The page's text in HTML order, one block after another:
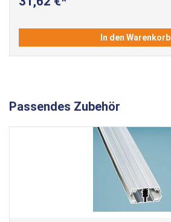
In den Warenkorb
Passendes Zubehör